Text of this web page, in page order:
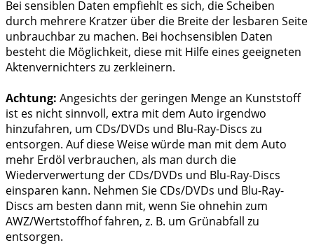
Bei sensiblen Daten empfiehlt es sich, die Scheiben
durch mehrere Kratzer über die Breite der lesbaren Seite
unbrauchbar zu machen. Bei hochsensiblen Daten
besteht die Möglichkeit, diese mit Hilfe eines geeigneten
Aktenvernichters zu zerkleinern.
Achtung: Angesichts der geringen Menge an Kunststoff
ist es nicht sinnvoll, extra mit dem Auto irgendwo
hinzufahren, um CDs/DVDs und Blu-Ray-Discs zu
entsorgen. Auf diese Weise würde man mit dem Auto
mehr Erdöl verbrauchen, als man durch die
Wiederverwertung der CDs/DVDs und Blu-Ray-Discs
einsparen kann. Nehmen Sie CDs/DVDs und Blu-Ray-
Discs am besten dann mit, wenn Sie ohnehin zum
AWZ/Wertstoffhof fahren, z. B. um Grünabfall zu
entsorgen.